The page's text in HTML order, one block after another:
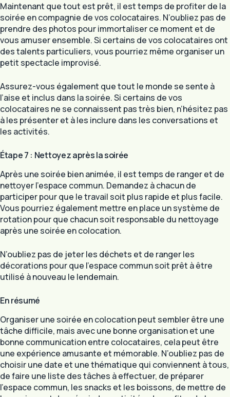
Maintenant que tout est prêt, il est temps de profiter de la
soirée en compagnie de vos colocataires. N’oubliez pas de
prendre des photos pour immortaliser ce moment et de
vous amuser ensemble. Si certains de vos colocataires ont
des talents particuliers, vous pourriez même organiser un
petit spectacle improvisé.
Assurez-vous également que tout le monde se sente à
l’aise et inclus dans la soirée. Si certains de vos
colocataires ne se connaissent pas très bien, n’hésitez pas
à les présenter et à les inclure dans les conversations et
les activités.
Étape 7 : Nettoyez après la soirée
Après une soirée bien animée, il est temps de ranger et de
nettoyer l’espace commun. Demandez à chacun de
participer pour que le travail soit plus rapide et plus facile.
Vous pourriez également mettre en place un système de
rotation pour que chacun soit responsable du nettoyage
après une soirée en colocation.
N’oubliez pas de jeter les déchets et de ranger les
décorations pour que l’espace commun soit prêt à être
utilisé à nouveau le lendemain.
En résumé
Organiser une soirée en colocation peut sembler être une
tâche difficile, mais avec une bonne organisation et une
bonne communication entre colocataires, cela peut être
une expérience amusante et mémorable. N’oubliez pas de
choisir une date et une thématique qui conviennent à tous,
de faire une liste des tâches à effectuer, de préparer
l’espace commun, les snacks et les boissons, de mettre de